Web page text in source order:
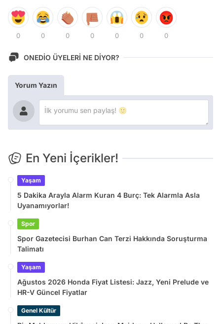
0 0 0 0 0 0 0
ONEDİO ÜYELERİ NE DİYOR?
Yorum Yazın
En Yeni İçerikler!
Yaşam
5 Dakika Arayla Alarm Kuran 4 Burç: Tek Alarmla Asla
Uyanamıyorlar!
Spor
Spor Gazetecisi Burhan Can Terzi Hakkında Soruşturma
Talimatı
Yaşam
Ağustos 2026 Honda Fiyat Listesi: Jazz, Yeni Prelude ve
HR-V Güncel Fiyatlar
Genel Kültür